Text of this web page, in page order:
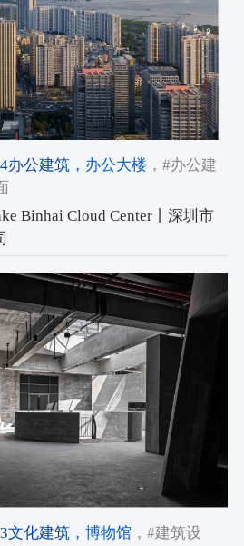
办公建筑，办公大楼 ，#办公建
Binhai Cloud Center丨深圳市
文化建筑，博物馆，#建筑设